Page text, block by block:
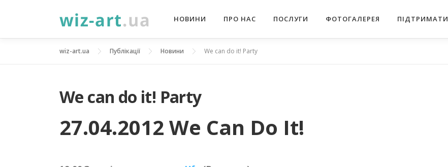
НОВИНИ ПРО НАС ПОСЛУГИ ФОТОГАЛЕРЕЯ ПІДТРИМАТИ
wiz-art.ua Публікації Новини We can do it! Party
We can do it! Party
27.04.2012 We Can Do It!